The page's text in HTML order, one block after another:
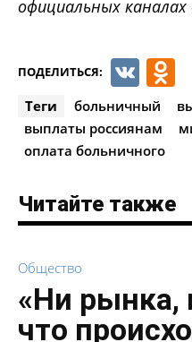
официальных каналах
ПОДЕЛИТЬСЯ: VK
Теги больничный
выплаты россиянам
оплата больничного
Читайте также
Общество
«Ни рынка,
что